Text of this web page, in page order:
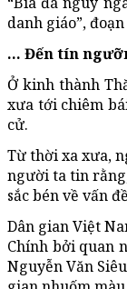
danh giáo”,
… Đến tín
Ở kinh thành
xưa tới chiêm
cử.
Từ thời xa xưa,
người ta tin
sắc bén về vấn
Dân gian Việt
Chính bởi quan
Nguyễn Văn